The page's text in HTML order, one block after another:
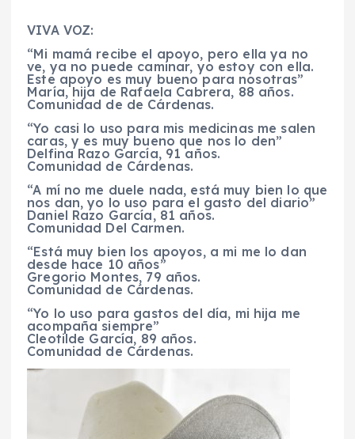
VIVA VOZ:
“Mi mamá recibe el apoyo, pero ella ya no
ve, ya no puede caminar, yo estoy con ella.
Este apoyo es muy bueno para nosotras”
María, hija de Rafaela Cabrera, 88 años.
Comunidad de de Cárdenas.
“Yo casi lo uso para mis medicinas me salen
caras, y es muy bueno que nos lo den”
Delfina Razo García, 91 años.
Comunidad de Cárdenas.
“A mí no me duele nada, está muy bien lo que
nos dan, yo lo uso para el gasto del diario”
Daniel Razo García, 81 años.
Comunidad Del Carmen.
“Está muy bien los apoyos, a mi me lo dan
desde hace 10 años”
Gregorio Montes, 79 años.
Comunidad de Cárdenas.
“Yo lo uso para gastos del día, mi hija me
acompaña siempre”
Cleotilde García, 89 años.
Comunidad de Cárdenas.